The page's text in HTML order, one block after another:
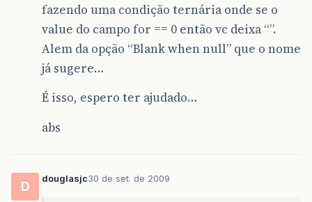
fazendo uma condição ternária onde se o
value do campo for == 0 então vc deixa “”.
Alem da opção “Blank when null” que o nome
já sugere…
É isso, espero ter ajudado…
abs
D
douglasjc30 de set. de 2009